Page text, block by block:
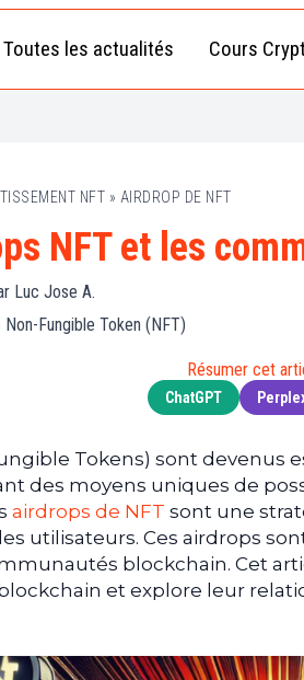
Toutes les actualités
Crypto
Actu
Web3
People
Cours
NFT » AIRDROP DE NFT
NFT et les
Luc Jose A.
Non-Fungible Token (NFT)
Résumer cet
ChatGPT
Tokens) sont devenus
des moyens uniques de
airdrops de NFT sont une
utilisateurs. Ces airdrops
blockchain. Cet
et explore leur